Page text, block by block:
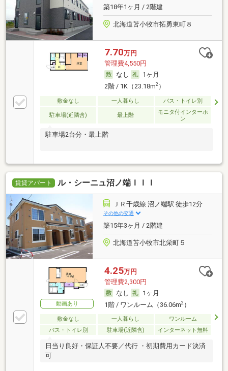
築18年1ヶ月 / 2階建
北海道苫小牧市拓勇東町８
7.70万円
管理費4,550円
なし
1ヶ月
2階 / 1K（23.18m2）
敷金なし 一人暮らし バス・トイレ別
駐車場(近隣含) 最上階
モニタ付インターホ
ン
駐車場2台分・最上階
賃貸アパート ル・シーニュ沼ノ端ＩＩＩ
ＪＲ千歳線 沼ノ端駅 徒歩12分
その他の交通
築15年3ヶ月 / 2階建
北海道苫小牧市北栄町５
動画あり
4.25万円
管理費2,300円
なし
1ヶ月
1階 / ワンルーム（36.06m2）
敷金なし 一人暮らし
ワンルーム
バス・トイレ別
駐車場(近隣含) インターネット無料
日当り良好・保証人不要／代行 ・初期費用カード決済
可